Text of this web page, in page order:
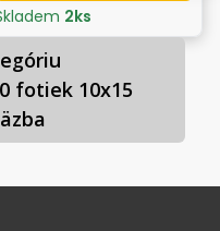
2ks
fotiek 10x15